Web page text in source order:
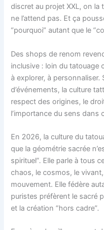
discret au projet XXL, on
ne l’attend pas. Et ça
“pourquoi” autant que le
Des shops de renom
inclusive : loin du tatouage
à explorer, à personnaliser.
d’événements, la culture
respect des origines, le
l’importance du sens dans
En 2026, la culture du
que la géométrie sacrée
spirituel”. Elle parle à tous
chaos, le cosmos, le vivant,
mouvement. Elle fédère
puristes préfèrent le sacré
et la création “hors cadre”.